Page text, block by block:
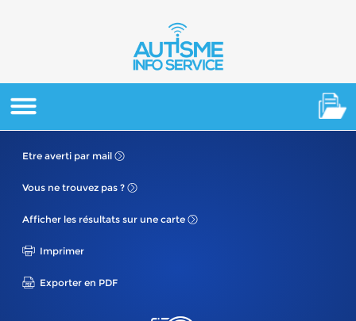
Etre averti par mail
Vous ne trouvez pas ?
Afficher les résultats sur une carte
Imprimer
Exporter en PDF